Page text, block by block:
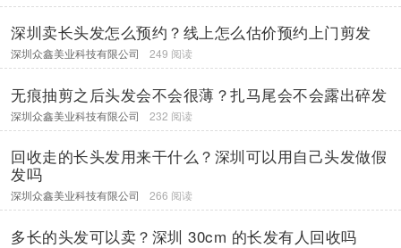
深圳卖长头发怎么预约？线上怎么估价预约上门剪发
深圳众鑫美业科技有限公司 249 阅读
无痕抽剪之后头发会不会很薄？扎马尾会不会露出碎发
深圳众鑫美业科技有限公司 232 阅读
回收走的长头发用来干什么？深圳可以用自己头发做假
发吗
深圳众鑫美业科技有限公司 266 阅读
多长的头发可以卖？深圳 30cm 的长发有人回收吗